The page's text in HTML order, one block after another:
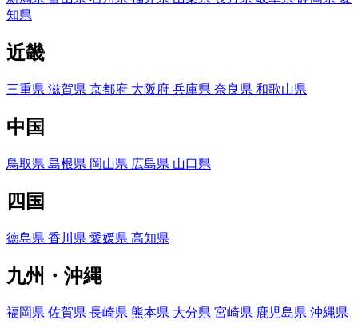
知県
近畿
三重県 滋賀県 京都府 大阪府 兵庫県 奈良県 和歌山県
中国
鳥取県 島根県 岡山県 広島県 山口県
四国
徳島県 香川県 愛媛県 高知県
九州・沖縄
福岡県 佐賀県 長崎県 熊本県 大分県 宮崎県 鹿児島県 沖縄県